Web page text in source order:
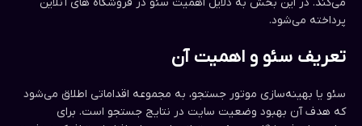
پرداخته می‌شود.
تعریف سئو و اهمیت آن
سئو یا بهینه‌سازی موتور جستجو، به مجموعه اقداماتی اطلاق می‌شود
که هدف آن بهبود وضعیت سایت در نتایج جستجو است. برای